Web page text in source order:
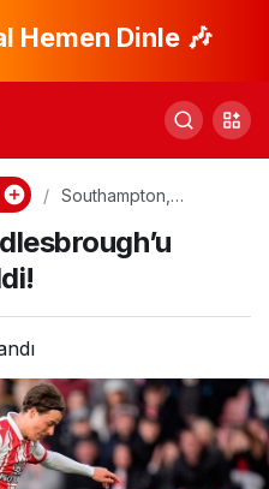
Hemen Dinle 🎶
Southampton,
eleyip finale yükseldi!
Paylaş